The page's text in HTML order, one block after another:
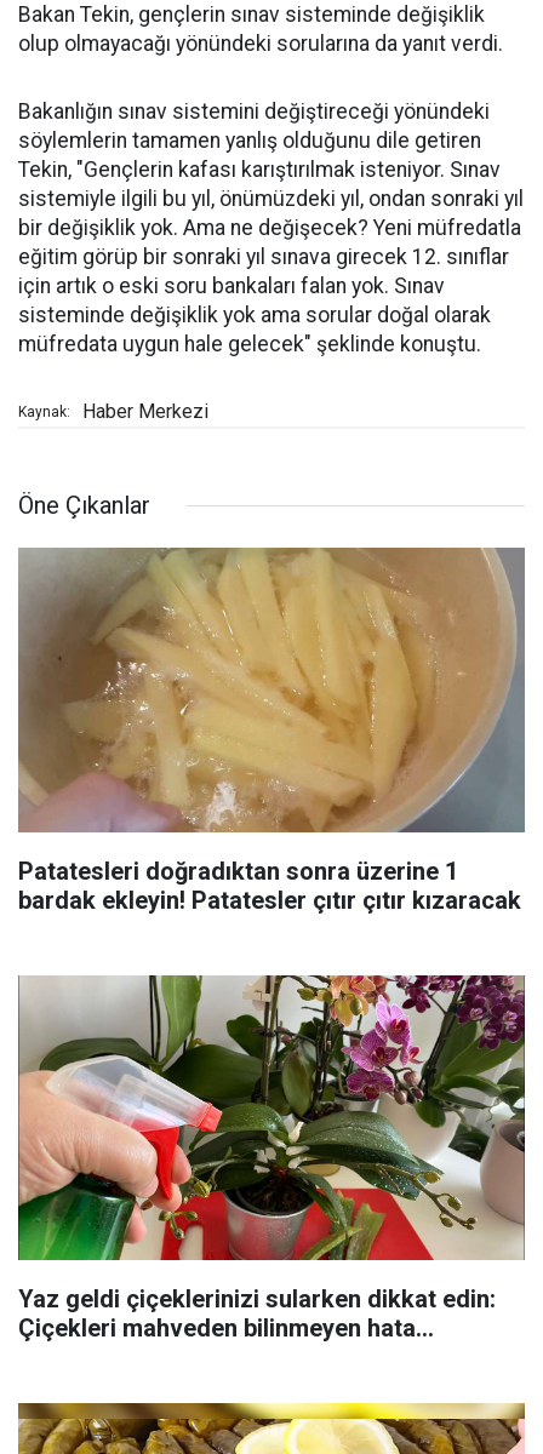
Bakan Tekin, gençlerin sınav sisteminde değişiklik
olup olmayacağı yönündeki sorularına da yanıt verdi.
Bakanlığın sınav sistemini değiştireceği yönündeki
söylemlerin tamamen yanlış olduğunu dile getiren
Tekin, "Gençlerin kafası karıştırılmak isteniyor. Sınav
sistemiyle ilgili bu yıl, önümüzdeki yıl, ondan sonraki yıl
bir değişiklik yok. Ama ne değişecek? Yeni müfredatla
eğitim görüp bir sonraki yıl sınava girecek 12. sınıflar
için artık o eski soru bankaları falan yok. Sınav
sisteminde değişiklik yok ama sorular doğal olarak
müfredata uygun hale gelecek" şeklinde konuştu.
Kaynak: Haber Merkezi
Öne Çıkanlar
Patatesleri doğradıktan sonra üzerine 1
bardak ekleyin! Patatesler çıtır çıtır kızaracak
Yaz geldi çiçeklerinizi sularken dikkat edin:
Çiçekleri mahveden bilinmeyen hata...